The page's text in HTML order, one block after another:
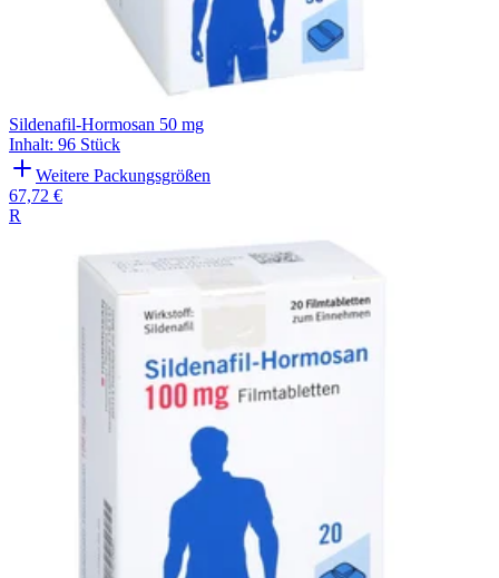
Sildenafil-Hormosan 50 mg
Inhalt: 96 Stück
Weitere Packungsgrößen
67,72 €
R